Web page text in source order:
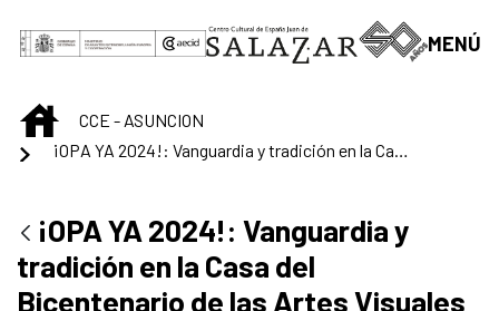
Saltar al contenido principal
MENÚ
INICIOCCE - ASUNCION
¡OPA YA 2024!: Vanguardia y
tradición en la Casa del
Bicentenario de las Artes Visuales